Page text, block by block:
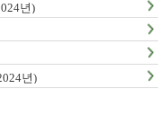
년)
년)